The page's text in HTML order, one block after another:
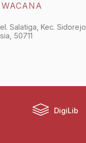
Salatiga, Kec. Sidorejo,
50711
DigiLib